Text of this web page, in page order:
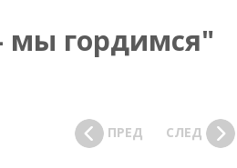
гордимся"
ПРЕД СЛЕД